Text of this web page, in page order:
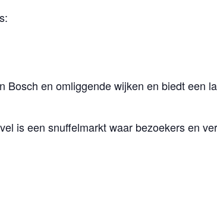
Bosch en omliggende wijken en biedt een
is een snuffelmarkt waar bezoekers en